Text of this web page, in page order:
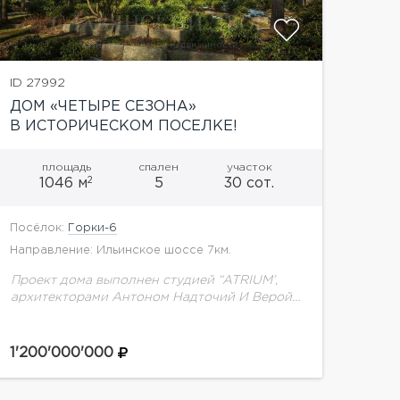
ID 27992
ДОМ «ЧЕТЫРЕ СЕЗОНА»
В ИСТОРИЧЕСКОМ ПОСЕЛКЕ!
площадь
1046 м2
спален
5
участок
30 сот.
Посёлок: Горки-6
Направление: Ильинское шоссе 7км.
Проект дома выполнен студией “ATRIUM’,
архитекторами Антоном Надточий И Верой
окна. Планировка дома:1 этаж:SPA-зона:
1'200'000'000